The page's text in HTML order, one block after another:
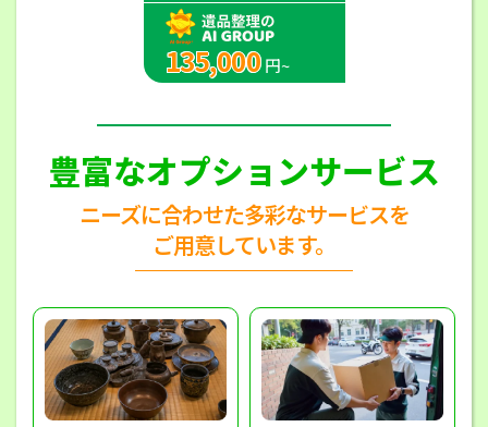
135,000 円~
豊富なオプションサービス
ニーズに合わせた多彩なサービスを
ご用意しています。